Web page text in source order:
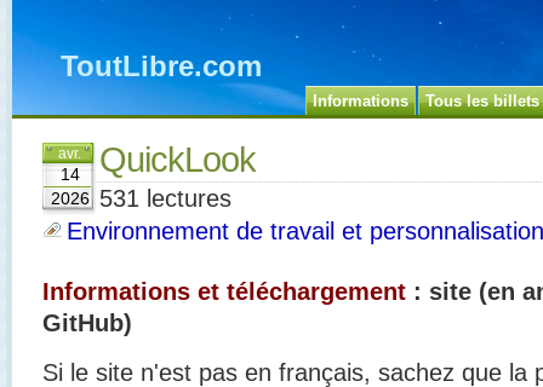
ToutLibre.com
Informations Tous les billets
avr.
14
2026
QuickLook
531 lectures
Environnement de travail et personnalisation
Informations et téléchargement : site (en
GitHub)
Si le site n'est pas en français, sachez que la